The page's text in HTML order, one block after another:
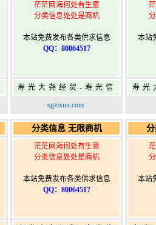
茫茫网海何处有生意
分类信息处处是商机
本站免费发布各类供求信息
QQ：80064517
寿光大尧经贸-寿光信
息网-免费信息发布网-
sgzixun.com
本站
寿光
分类信息 无限商机
茫茫网海何处有生意
分类信息处处是商机
本站免费发布各类供求信息
QQ：80064517
本站